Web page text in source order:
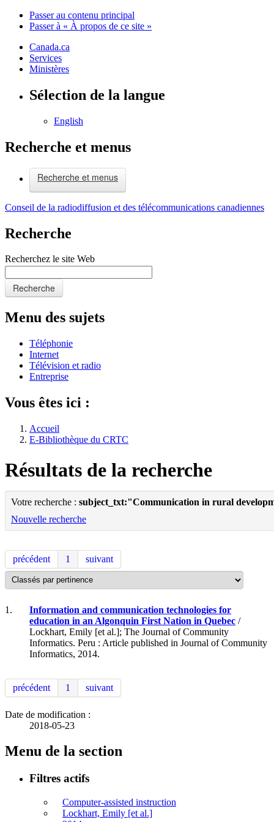
Passer au contenu principal
Passer à « À propos de ce site »
Canada.ca
Services
Ministères
Sélection de la langue
English
Recherche et menus
Recherche et menus
Conseil de la radiodiffusion et des télécommunications canadiennes
Recherche
Recherchez le site Web
Recherche
Menu des sujets
Téléphonie
Internet
Télévision et radio
Entreprise
Vous êtes ici :
Accueil
E-Bibliothèque du CRTC
Résultats de la recherche
Votre recherche : subject_txt:"Communication in rural
Nouvelle recherche
précédent 1 suivant
1.
Information and communication technologies for
education in an Algonquin First Nation in Quebec /
Lockhart, Emily [et al.]; The Journal of Community
Informatics. Peru : Article published in Journal of Community
Informatics, 2014.
précédent 1 suivant
Date de modification :
2018-05-23
Menu de la section
Filtres actifs
Computer-assisted instruction
Lockhart, Emily [et al.]